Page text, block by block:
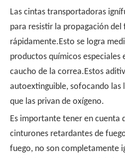
Las cintas transportadoras
para resistir la propagación del
rápidamente.Esto se logra
productos químicos especiales
caucho de la correa.Estos
autoextinguible, sofocando las
que las privan de oxígeno.
Es importante tener en cuenta
cinturones retardantes de
fuego, no son completamente